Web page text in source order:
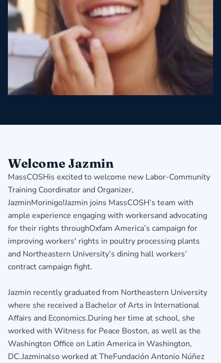
​Welcome Jazmin
MassCOSHis excited to welcome new Labor-Community
Training Coordinator and Organizer,
JazminMorinigo!Jazmin joins MassCOSH’s team with
ample experience engaging with workersand advocating
for their rights throughOxfam America’s campaign for
improving workers' rights in poultry processing plants
and Northeastern University’s dining hall workers’
contract campaign fight.
Jazmin recently graduated from Northeastern University
where she received a Bachelor of Arts in International
Affairs and Economics.During her time at school, she
worked with Witness for Peace Boston, as well as the
Washington Office on Latin America in Washington,
DC.Jazminalso worked at TheFundación Antonio Núñez